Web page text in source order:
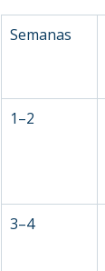
Semanas
1–2
3–4